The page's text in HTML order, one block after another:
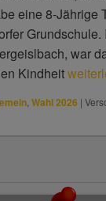
eine 8-Jährige
Grundschule.
war
Kindheit
Wahl 2026 |